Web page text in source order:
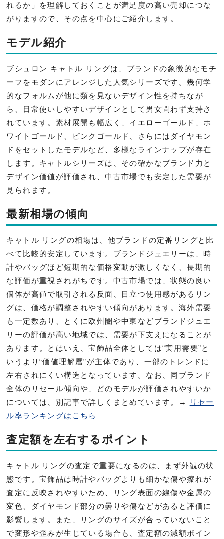
れるか」を理解しておくことが満足度の高い売却につな
がりますので、その点を中心にご紹介します。
モデル紹介
ブシュロン キャトル リングは、ブランドの象徴的なモチ
ーフをモダンにアレンジした人気シリーズです。幾何学
的なフォルムが他に類を見ないデザイン性を持ちなが
ら、日常使いしやすいデザインとして男女問わず支持さ
れています。素材展開も幅広く、イエローゴールド、ホ
ワイトゴールド、ピンクゴールド、さらにはダイヤモン
ドをセットしたモデルなど、多様なラインナップが存在
します。キャトルシリーズは、その確かなブランド力と
デザイン価値が評価され、中古市場でも安定した需要が
見られます。
最新相場の傾向
キャトル リングの相場は、他ブランドの定番リングと比
べて比較的安定しています。ブランドジュエリーは、時
計やバッグほど短期的な価格変動が激しくなく、長期的
な評価が重視されがちです。中古市場では、状態の良い
個体が高値で取引される反面、目立つ使用感があるリン
グは、価格が調整されやすい傾向があります。海外需要
も一定数あり、とくに欧州圏や中東などブランドジュエ
リーの評価が高い地域では、需要が下支えになることが
あります。とはいえ、宝飾品全体としては“実用需要”と
いうより“価値理解層”が主体であり、一部のトレンドに
左右されにくい構造となっています。なお、同ブランド
全体のリセール傾向や、どのモデルが評価されやすいか
については、別記事で詳しくまとめています。→
リセー
ル率ランキングはこちら
査定額を左右するポイント
キャトル リングの査定で重要になるのは、まず外観の状
態です。宝飾品は時計やバッグよりも細かな傷や擦れが
査定に反映されやすいため、リング表面の線傷や金属の
変色、ダイヤモンド部分の曇りや傷などがあると評価に
影響します。また、リングのサイズが合っていないこと
で変形や歪みが生じている場合も、査定額の減額ポイン